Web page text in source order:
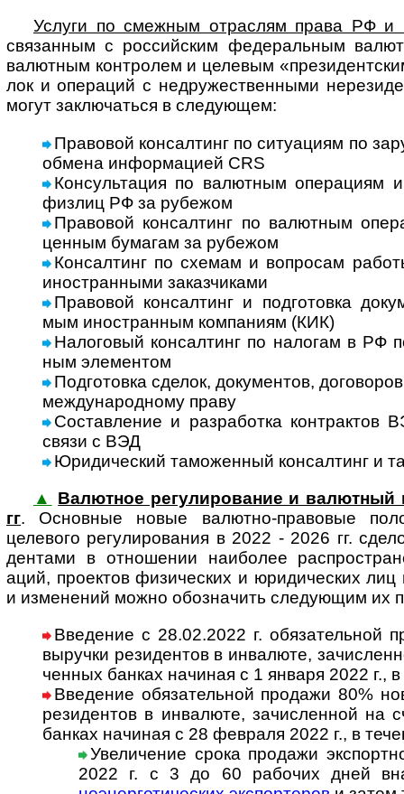
Услуги по смеж­ным отрас­лям права РФ и
свя­зан­ным с рос­сий­ским феде­раль­ным
валют­ным конт­ро­лем и целе­вым
лок и опе­ра­ций с недру­жест­вен­ными
могут заклю­ча­ться в сле­дующем:
Правовой консалтинг по ситуациям по
обмена инфор­ма­цией CRS
Консультация по валютным операциям
физ­лиц РФ за рубежом
Правовой консалтинг по валютным
цен­ным бума­гам за рубежом
Консалтинг по схемам и вопросам
ино­ст­ран­ными заказ­чи­ками
Правовой консалтинг и подготовка
мым ино­ст­ран­ным ком­па­ниям (КИК)
Налоговый консалтинг по налогам в РФ
ным эле­мен­том
Подготовка сделок, документов,
меж­ду­на­род­ному праву
Составление и разработка
связи с ВЭД
Юридический таможенный консал­тинг и
▲
Валютное ре­гу­ли­ро­ва­ние и валютный
гг. Основ­ные новые валют­но-пра­вовые
целевого регу­лиро­вания в 2022 - 2026 гг.
ден­тами в отно­ше­нии наибо­лее
аций, проек­тов физи­чес­ких и юриди­чес­ких
и изме­не­ний можно обоз­на­чить сле­ду­ющим их
Введение с 28.02.2022 г. обязательной
выру­чки рези­ден­тов в инва­люте,
чен­ных бан­ках начи­ная с 1 января 2022 г.,
Введение обязательной продажи 80%
рези­ден­тов в инва­люте, за­чис­лен­ной на
бан­ках начи­ная с 28 фев­раля 2022 г., в
Увеличение срока продажи
2022 г. с 3 до 60 рабо­чих дней